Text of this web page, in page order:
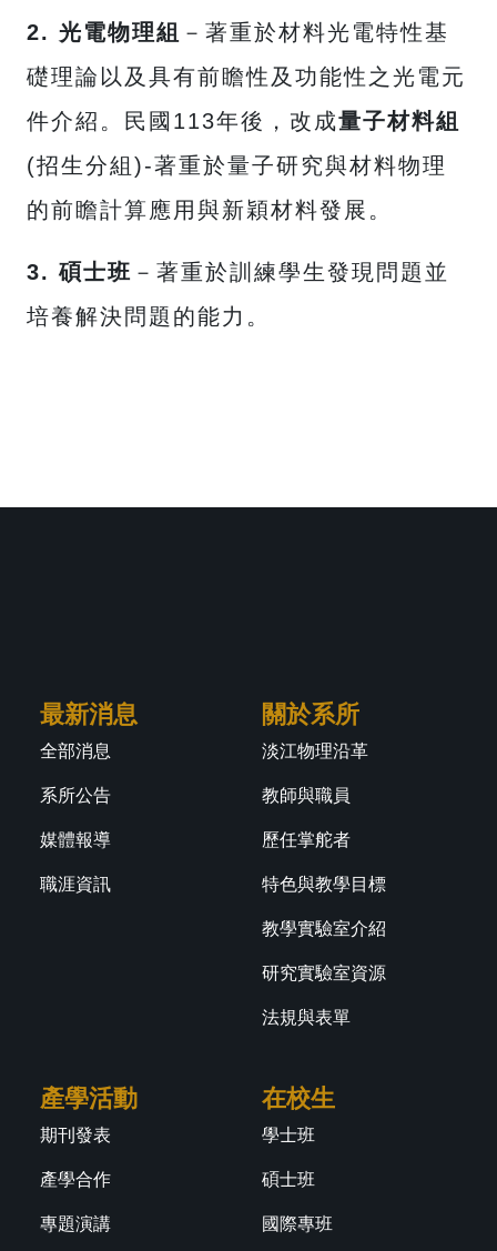
2. 光電物理組 －著重於材料光電特性基
礎理論以及具有前瞻性及功能性之光電元
件介紹。民國113年後，改成量子材料組
(招生分組)-著重於量子研究與材料物理
的前瞻計算應用與新穎材料發展。
3. 碩士班 －著重於訓練學生發現問題並
培養解決問題的能力。
最新消息
全部消息
系所公告
媒體報導
職涯資訊
關於系所
淡江物理沿革
教師與職員
歷任掌舵者
特色與教學目標
教學實驗室介紹
研究實驗室資源
法規與表單
產學活動
期刊發表
產學合作
專題演講
在校生
學士班
碩士班
國際專班